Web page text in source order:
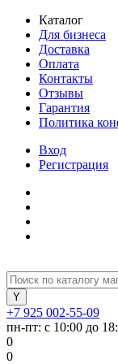
Каталог
Для бизнеса
Доставка
Оплата
Контакты
Отзывы
Гарантия
Политика
Вход
Регистрация
+7 925 002-55-09
пн-пт: с 10:00 до
0
0